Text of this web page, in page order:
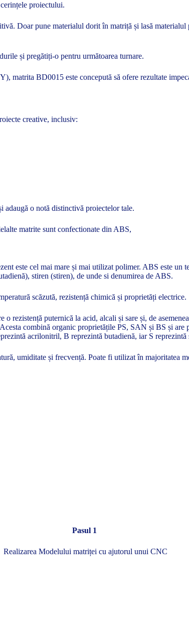
proiectului.
Doar pune materialul dorit în matriță și lasă materialul
și pregătiți-o pentru următoarea turnare.
matrita BD0015 este concepută să ofere rezultate
creative, inclusiv:
o notă distinctivă proiectelor tale.
matrite sunt confectionate din ABS,
este cel mai mare și mai utilizat polimer. ABS este un
stiren (stiren), de unde si denumirea de ABS.
scăzută, rezistență chimică și proprietăți electrice.
rezistență puternică la acid, alcali și sare și, de
combină organic proprietățile PS, SAN și BS și
acrilonitril, B reprezintă butadienă, iar S reprezintă
umiditate și frecvență. Poate fi utilizat în majoritatea
Pasul 1
Realizarea Modelului matriței cu ajutorul unui CNC